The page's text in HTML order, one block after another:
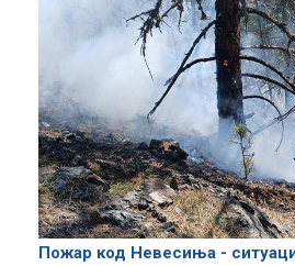
Пожар код Невесиња -